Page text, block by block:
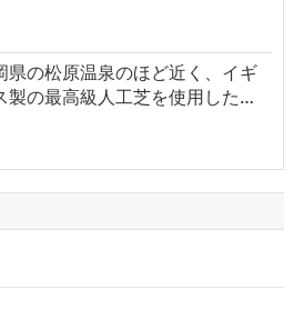
県の松原温泉のほど近く、イギ
製の最高級人工芝を使用した…